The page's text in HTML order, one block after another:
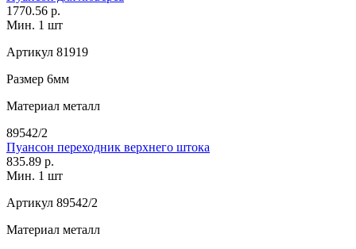
1770.56 р.
Мин. 1 шт
Артикул 81919
Размер 6мм
Материал металл
89542/2
Пуансон переходник верхнего штока
835.89 р.
Мин. 1 шт
Артикул 89542/2
Материал металл